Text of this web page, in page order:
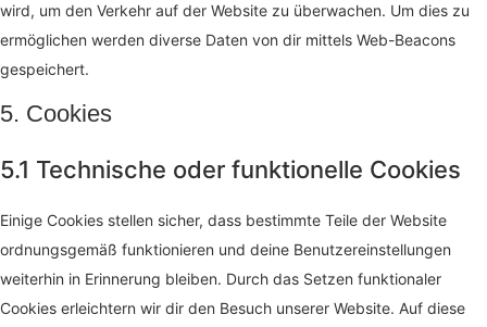
wird, um den Verkehr auf der Website zu überwachen. Um dies zu
ermöglichen werden diverse Daten von dir mittels Web-Beacons
gespeichert.
5. Cookies
5.1 Technische oder funktionelle Cookies
Einige Cookies stellen sicher, dass bestimmte Teile der Website
ordnungsgemäß funktionieren und deine Benutzereinstellungen
weiterhin in Erinnerung bleiben. Durch das Setzen funktionaler
Cookies erleichtern wir dir den Besuch unserer Website. Auf diese